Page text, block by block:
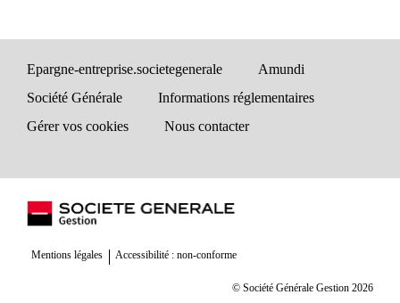
Epargne-entreprise.societegenerale
Amundi
Société Générale
Informations réglementaires
Gérer vos cookies
Nous contacter
Mentions légales Accessibilité : non-conforme
© Société Générale Gestion 2026